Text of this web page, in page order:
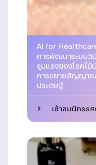
AI for
การพัฒนาระบบวิ
รุนแรงของโรคไข้
การขยายสัญญา
ประดิษฐ์
เข้าชมนิทรรศ